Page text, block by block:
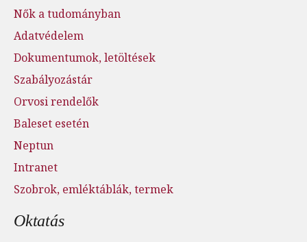
Nők a tudományban
Adatvédelem
Dokumentumok, letöltések
Szabályozástár
Orvosi rendelők
Baleset esetén
Neptun
Intranet
Szobrok, emléktáblák, termek
Oktatás